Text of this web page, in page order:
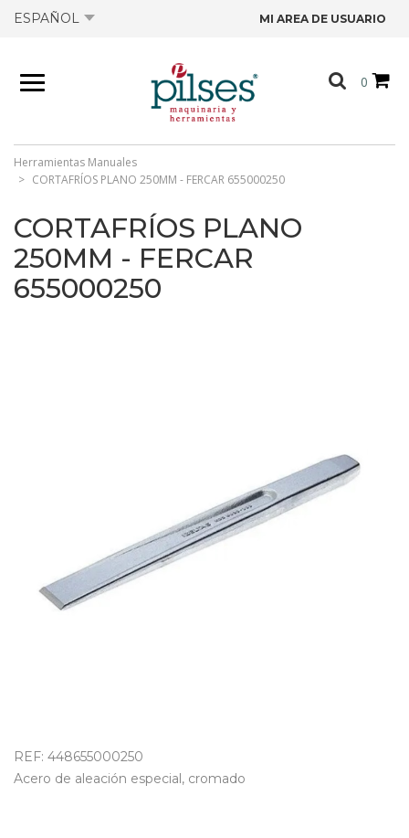
ESPAÑOL MI AREA DE USUARIO
0
PRODUCTOS
TIENDA
OFERTAS
CATÁLOGOS
Herramientas Manuales
CORTAFRÍOS PLANO 250MM - FERCAR 655000250
CORTAFRÍOS PLANO
250MM - FERCAR
655000250
REF: 448655000250
Acero de aleación especial, cromado